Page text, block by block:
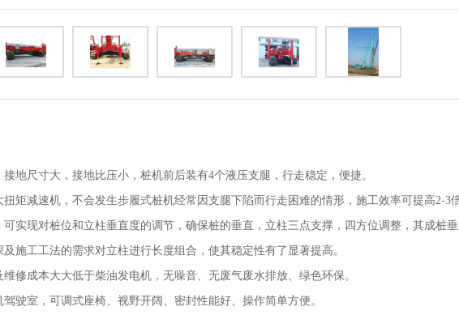
地尺寸大，接地比压小，桩机前后装有4个液压支腿，行走稳定，便捷。
矩减速机，不会发生步履式桩机经常因支腿下陷而行走困难的情形，施工效率可提高2-3
实现对桩位和立柱垂直度的调节，确保桩的垂直，立柱三点支撑，四方位调整，其成桩
施工工法的需求对立柱进行长度组合，使其稳定性有了显著提高。
修成本大大低于柴油发电机，无噪音、无废气废水排放、绿色环保。
驶室，可调式座椅、视野开阔、密封性能好、操作简单方便。